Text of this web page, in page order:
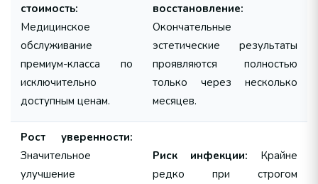
стоимость:
Медицинское
обслуживание
премиум-класса по
исключительно
доступным ценам.
восстановление:
Окончательные
эстетические результаты
проявляются полностью
только через несколько
месяцев.
Рост уверенности:
Значительное
улучшение
Риск инфекции: Крайне
редко при строгом